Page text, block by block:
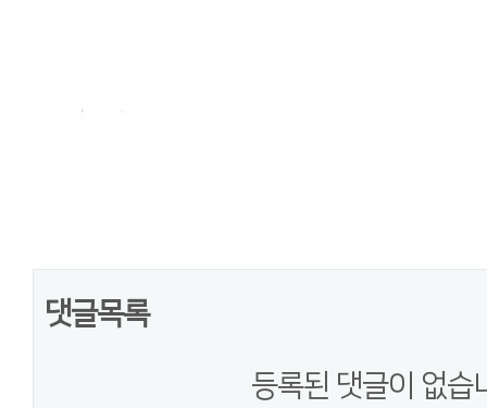
댓글목록
등록된 댓글이 없습